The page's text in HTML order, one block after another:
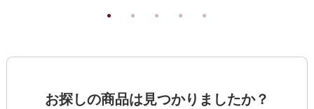
お探しの商品は見つかりましたか？